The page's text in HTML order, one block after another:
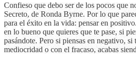
Confieso que debo ser de los pocos que
Secreto, de Ronda Byrne. Por lo que
para el éxito en la vida: pensar en
en lo bueno que quieres que te pase, si
pasándote. Pero si piensas en negativo, si
mediocridad o con el fracaso, acabas